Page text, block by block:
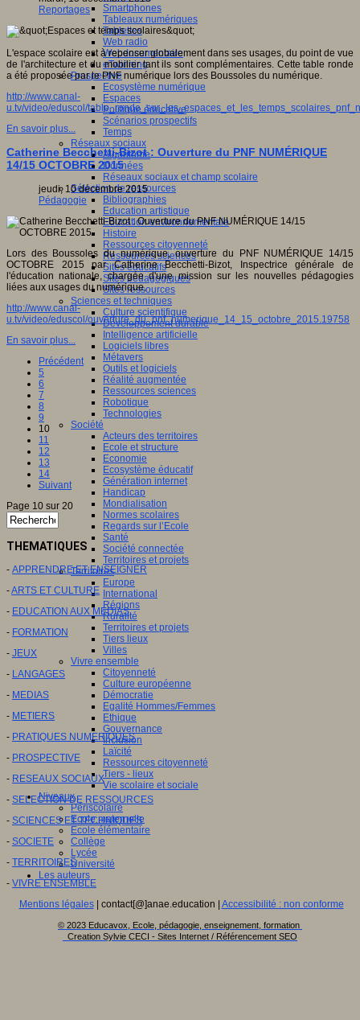
Smartphones
Tableaux numériques
Tablettes
Web radio
Webdocumentaire
eTwinning
Prospective
Ecosystème numérique
Espaces
Politique éducative
Scénarios prospectifs
Temps
Réseaux sociaux
Algorithme
Données
Réseaux sociaux et champ scolaire
Sélection de ressources
Bibliographies
Education artistique
Education environnementale
Histoire
Ressources citoyenneté
Ressources sciences
Sites éducatifs
Sites pédagogiques
Sites ressources
Sciences et techniques
Culture scientifique
Développement durable
Intelligence artificielle
Logiciels libres
Métavers
Outils et logiciels
Réalité augmentée
Ressources sciences
Robotique
Technologies
Société
Acteurs des territoires
Ecole et structure
Economie
Ecosystème éducatif
Génération internet
Handicap
Mondialisation
Normes scolaires
Regards sur l’Ecole
Santé
Société connectée
Territoires et projets
Territoires
Europe
International
Régions
Ruralité
Territoires et projets
Tiers lieux
Villes
Vivre ensemble
Citoyenneté
Culture européenne
Démocratie
Egalité Hommes/Femmes
Ethique
Gouvernance
Inclusion
Laïcité
Ressources citoyenneté
Tiers - lieux
Vie scolaire et sociale
Niveaux
Périscolaire
Ecole maternelle
Ecole élémentaire
Collège
Lycée
Université
Les auteurs
Reportages
L'espace scolaire est à repenser globalement dans ses usages, du point de vue
de l'architecture et du mobilier tant ils sont complémentaires. Cette table ronde
a été proposée par le PNF numérique lors des Boussoles du numérique.
http://www.canal-
u.tv/video/eduscol/
En savoir plus...
Catherine Becchetti-Bizot : Ouverture du PNF NUMÉRIQUE
14/15 OCTOBRE 2015
jeudi, 10 décembre 2015
Pédagogie
Lors des Boussoles du numérique, ouverture du PNF NUMÉRIQUE 14/15
OCTOBRE 2015 par Catherine Becchetti-Bizot, Inspectrice générale de
l'éducation nationale, chargée d'une mission sur les nouvelles pédagogies
liées aux usages du numérique.
http://www.canal-
u.tv/video/eduscol/ouverture_du_pnf_numerique_14_15_octobre_2015.19758
En savoir plus...
Précédent
5
6
7
8
9
10
11
12
13
14
Suivant
Page 10 sur 20
THEMATIQUES
- APPRENDRE ET ENSEIGNER
-ARTS ET CULTURE
- EDUCATION AUX MEDIAS
- FORMATION
- JEUX
- LANGAGES
- MEDIAS
- METIERS
- PRATIQUES NUMERIQUES
- PROSPECTIVE
- RESEAUX SOCIAUX
- SELECTION DE RESSOURCES
- SCIENCES ET TECHNIQUES
- SOCIETE
- TERRITOIRES
- VIVRE ENSEMBLE
Mentions légales| contact[@]anae.education | Accessibilité : non conforme
© 2023 Educavox, Ecole, pédagogie, enseignement, formation
Creation Sylvie CECI - Sites Internet / Référencement SEO